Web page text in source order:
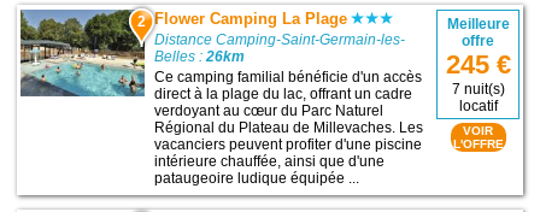
2 Flower Camping La Plage
Distance Camping-Saint-Germain-les-
Belles :26km
Ce camping familial bénéficie d'un accès
direct à la plage du lac, offrant un cadre
verdoyant au cœur du Parc Naturel
Régional du Plateau de Millevaches. Les
vacanciers peuvent profiter d'une piscine
intérieure chauffée, ainsi que d'une
pataugeoire ludique équipée ...
Meilleure
offre
245 €
7 nuit(s)
locatif
VOIR
L'OFFRE